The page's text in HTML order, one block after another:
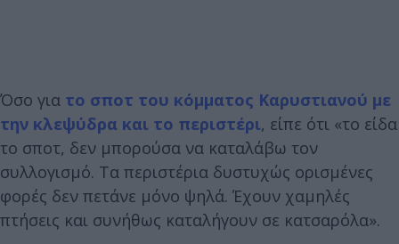
Όσο για το σποτ του κόμματος Καρυστιανού με
την κλεψύδρα και το περιστέρι, είπε ότι «το είδα
το σποτ, δεν μπορούσα να καταλάβω τον
συλλογισμό. Τα περιστέρια δυστυχώς ορισμένες
φορές δεν πετάνε μόνο ψηλά. Έχουν χαμηλές
πτήσεις και συνήθως καταλήγουν σε κατσαρόλα».